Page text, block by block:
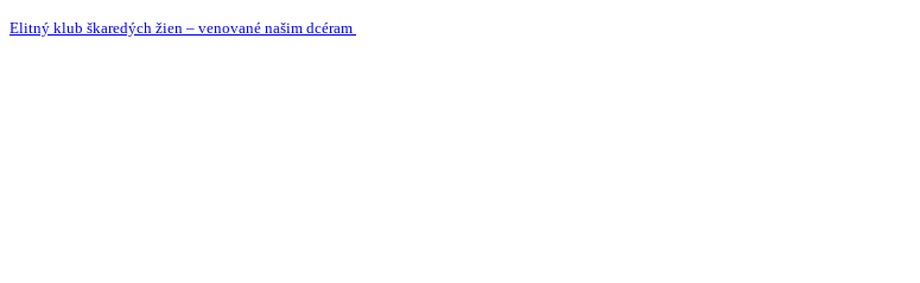
Elitný klub škaredých žien – venované našim dcéram